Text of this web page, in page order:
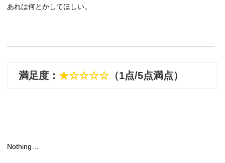
あれは何とかしてほしい。
満足度： ★☆☆☆☆ （1点/5点満点）
Nothing…